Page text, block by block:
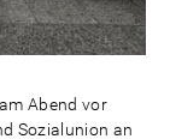
Abend vor
Sozialunion an